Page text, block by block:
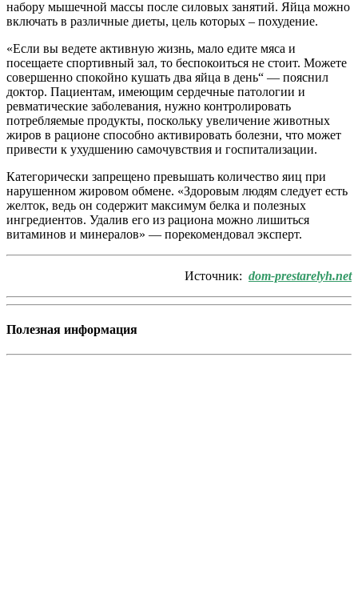
набору мышечной массы после силовых занятий. Яйца можно
включать в различные диеты, цель которых – похудение.
«Если вы ведете активную жизнь, мало едите мяса и
посещаете спортивный зал, то беспокоиться не стоит. Можете
совершенно спокойно кушать два яйца в день“ — пояснил
доктор. Пациентам, имеющим сердечные патологии и
ревматические заболевания, нужно контролировать
потребляемые продукты, поскольку увеличение животных
жиров в рационе способно активировать болезни, что может
привести к ухудшению самочувствия и госпитализации.
Категорически запрещено превышать количество яиц при
нарушенном жировом обмене. «Здоровым людям следует есть
желток, ведь он содержит максимум белка и полезных
ингредиентов. Удалив его из рациона можно лишиться
витаминов и минералов» — порекомендовал эксперт.
Источник: dom-prestarelyh.net
Полезная информация